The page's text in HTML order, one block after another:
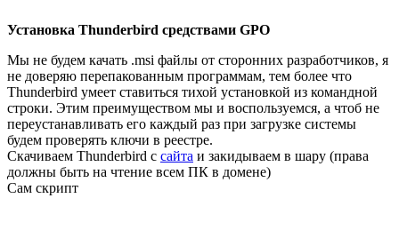
Установка Thunderbird средствами GPO
Мы не будем качать .msi файлы от сторонних разработчиков, я
не доверяю перепакованным программам, тем более что
Thunderbird умеет ставиться тихой установкой из командной
строки. Этим преимуществом мы и воспользуемся, а чтоб не
переустанавливать его каждый раз при загрузке системы
будем проверять ключи в реестре.
Скачиваем Thunderbird с сайта и закидываем в шару (права
должны быть на чтение всем ПК в домене)
Сам скрипт